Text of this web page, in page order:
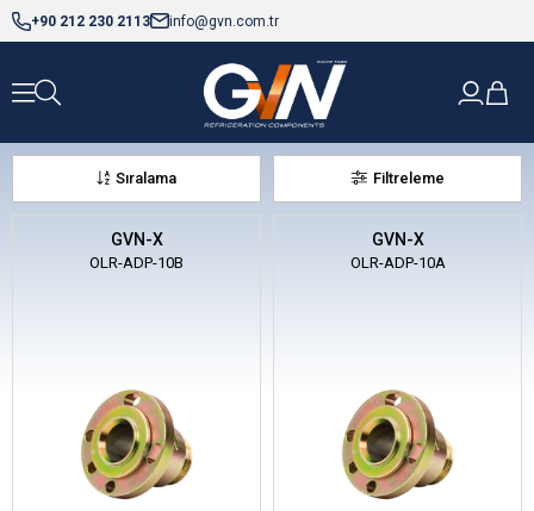
+90 212 230 2113 info@gvn.com.tr
Filtreleme
Sıralama
GVN-X
OLR-ADP-10B
GVN-X
OLR-ADP-10A